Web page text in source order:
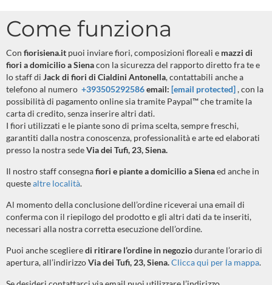
Come funziona
Con fiorisiena.it puoi inviare fiori, composizioni floreali e mazzi di
fiori a domicilio a Sienacon la sicurezza del rapporto diretto fra te e
lo staff di Jack di fiori di Cialdini Antonella, contattabili anche a
telefono al numero +393505292586email: [email protected], con la
possibilità di pagamento online sia tramite Paypal™ che tramite la
carta di credito, senza inserire altri dati.
I fiori utilizzati e le piante sono di prima scelta, sempre freschi,
garantiti dalla nostra conoscenza, professionalità e arte ed elaborati
presso la nostra sedeVia dei Tufi, 23, Siena.
Il nostro staff consegnafiori e piante a domicilio a Sienaed anche in
questealtre località.
Al momento della conclusione dell’ordine riceverai una email di
conferma con il riepilogo del prodotto e gli altri dati da te inseriti,
necessari alla nostra corretta esecuzione dell’ordine.
Puoi anche sceglieredi ritirare l’ordine in negoziodurante l’orario di
apertura, all’indirizzoVia dei Tufi, 23, Siena.Clicca qui per la mappa.